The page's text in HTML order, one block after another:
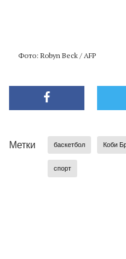
Фото: Robyn Beck / AFP
Метки баскетбол Коби
спорт